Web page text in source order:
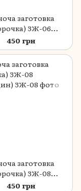
заготовка
ЗЖ-06
(габардин)
450 грн
заготовка
ЗЖ-08
(габардин)
450 грн